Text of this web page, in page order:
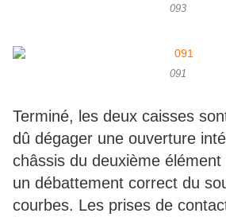
093
091
Terminé, les deux caisses
dû dégager une ouverture
châssis du deuxième
un débattement correct du
courbes. Les prises de